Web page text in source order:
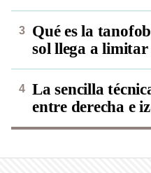
Qué es la
sol llega a
La sencilla
entre derecha e